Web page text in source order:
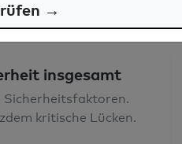
insgesamt
Sicherheitsfaktoren.
kritische Lücken.
→